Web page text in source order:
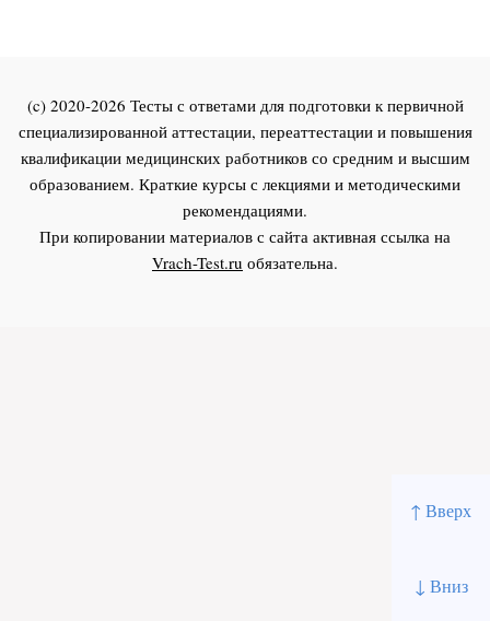
↑ Вверх
↓ Вниз
(c) 2020-2026 Тесты с ответами для подготовки к первичной
специализированной аттестации, переаттестации и повышения
квалификации медицинских работников со средним и высшим
образованием. Краткие курсы с лекциями и методическими
рекомендациями.
При копировании материалов с сайта активная ссылка на
Vrach-Test.ru обязательна.